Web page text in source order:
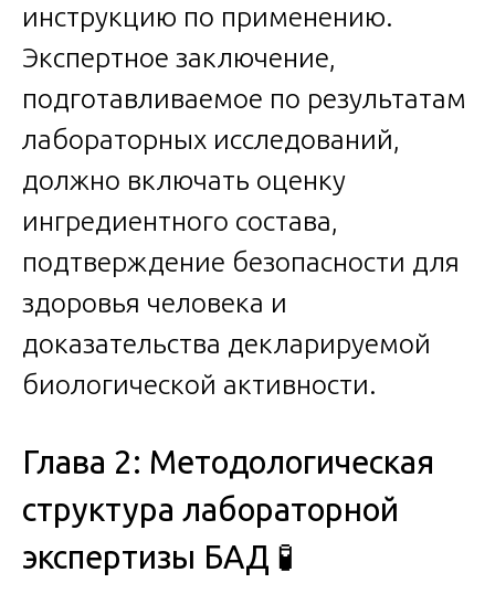
инструкцию по применению.
Экспертное заключение,
подготавливаемое по результатам
лабораторных исследований,
должно включать оценку
ингредиентного состава,
подтверждение безопасности для
здоровья человека и
доказательства декларируемой
биологической активности.
Глава 2: Методологическая
структура лабораторной
экспертизы БАД 🧪